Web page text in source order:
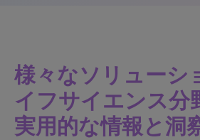
様々なソリューシ
イフサイエンス分
実用的な情報と洞